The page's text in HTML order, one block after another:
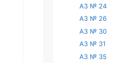
АЗ № 24
АЗ № 26
АЗ № 30
АЗ № 31
АЗ № 35